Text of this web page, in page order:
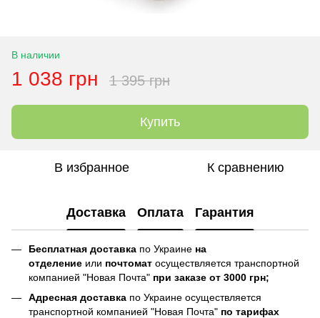
В наличии
1 038 грн 1 395 грн
Купить
В избранное К сравнению
Доставка Оплата Гарантия
Бесплатная доставка по Украине на
отделение или почтомат осуществляется транспортной
компанией "Новая Почта" при заказе от 3000 грн;
Адресная доставка по Украине осуществляется
транспортной компанией "Новая Почта" по тарифах